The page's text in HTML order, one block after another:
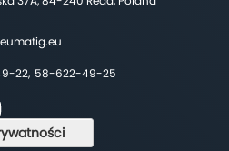
22, 58-622-49-25